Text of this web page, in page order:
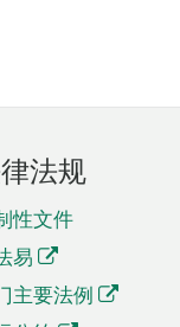
法规
性文件
易
主要法例